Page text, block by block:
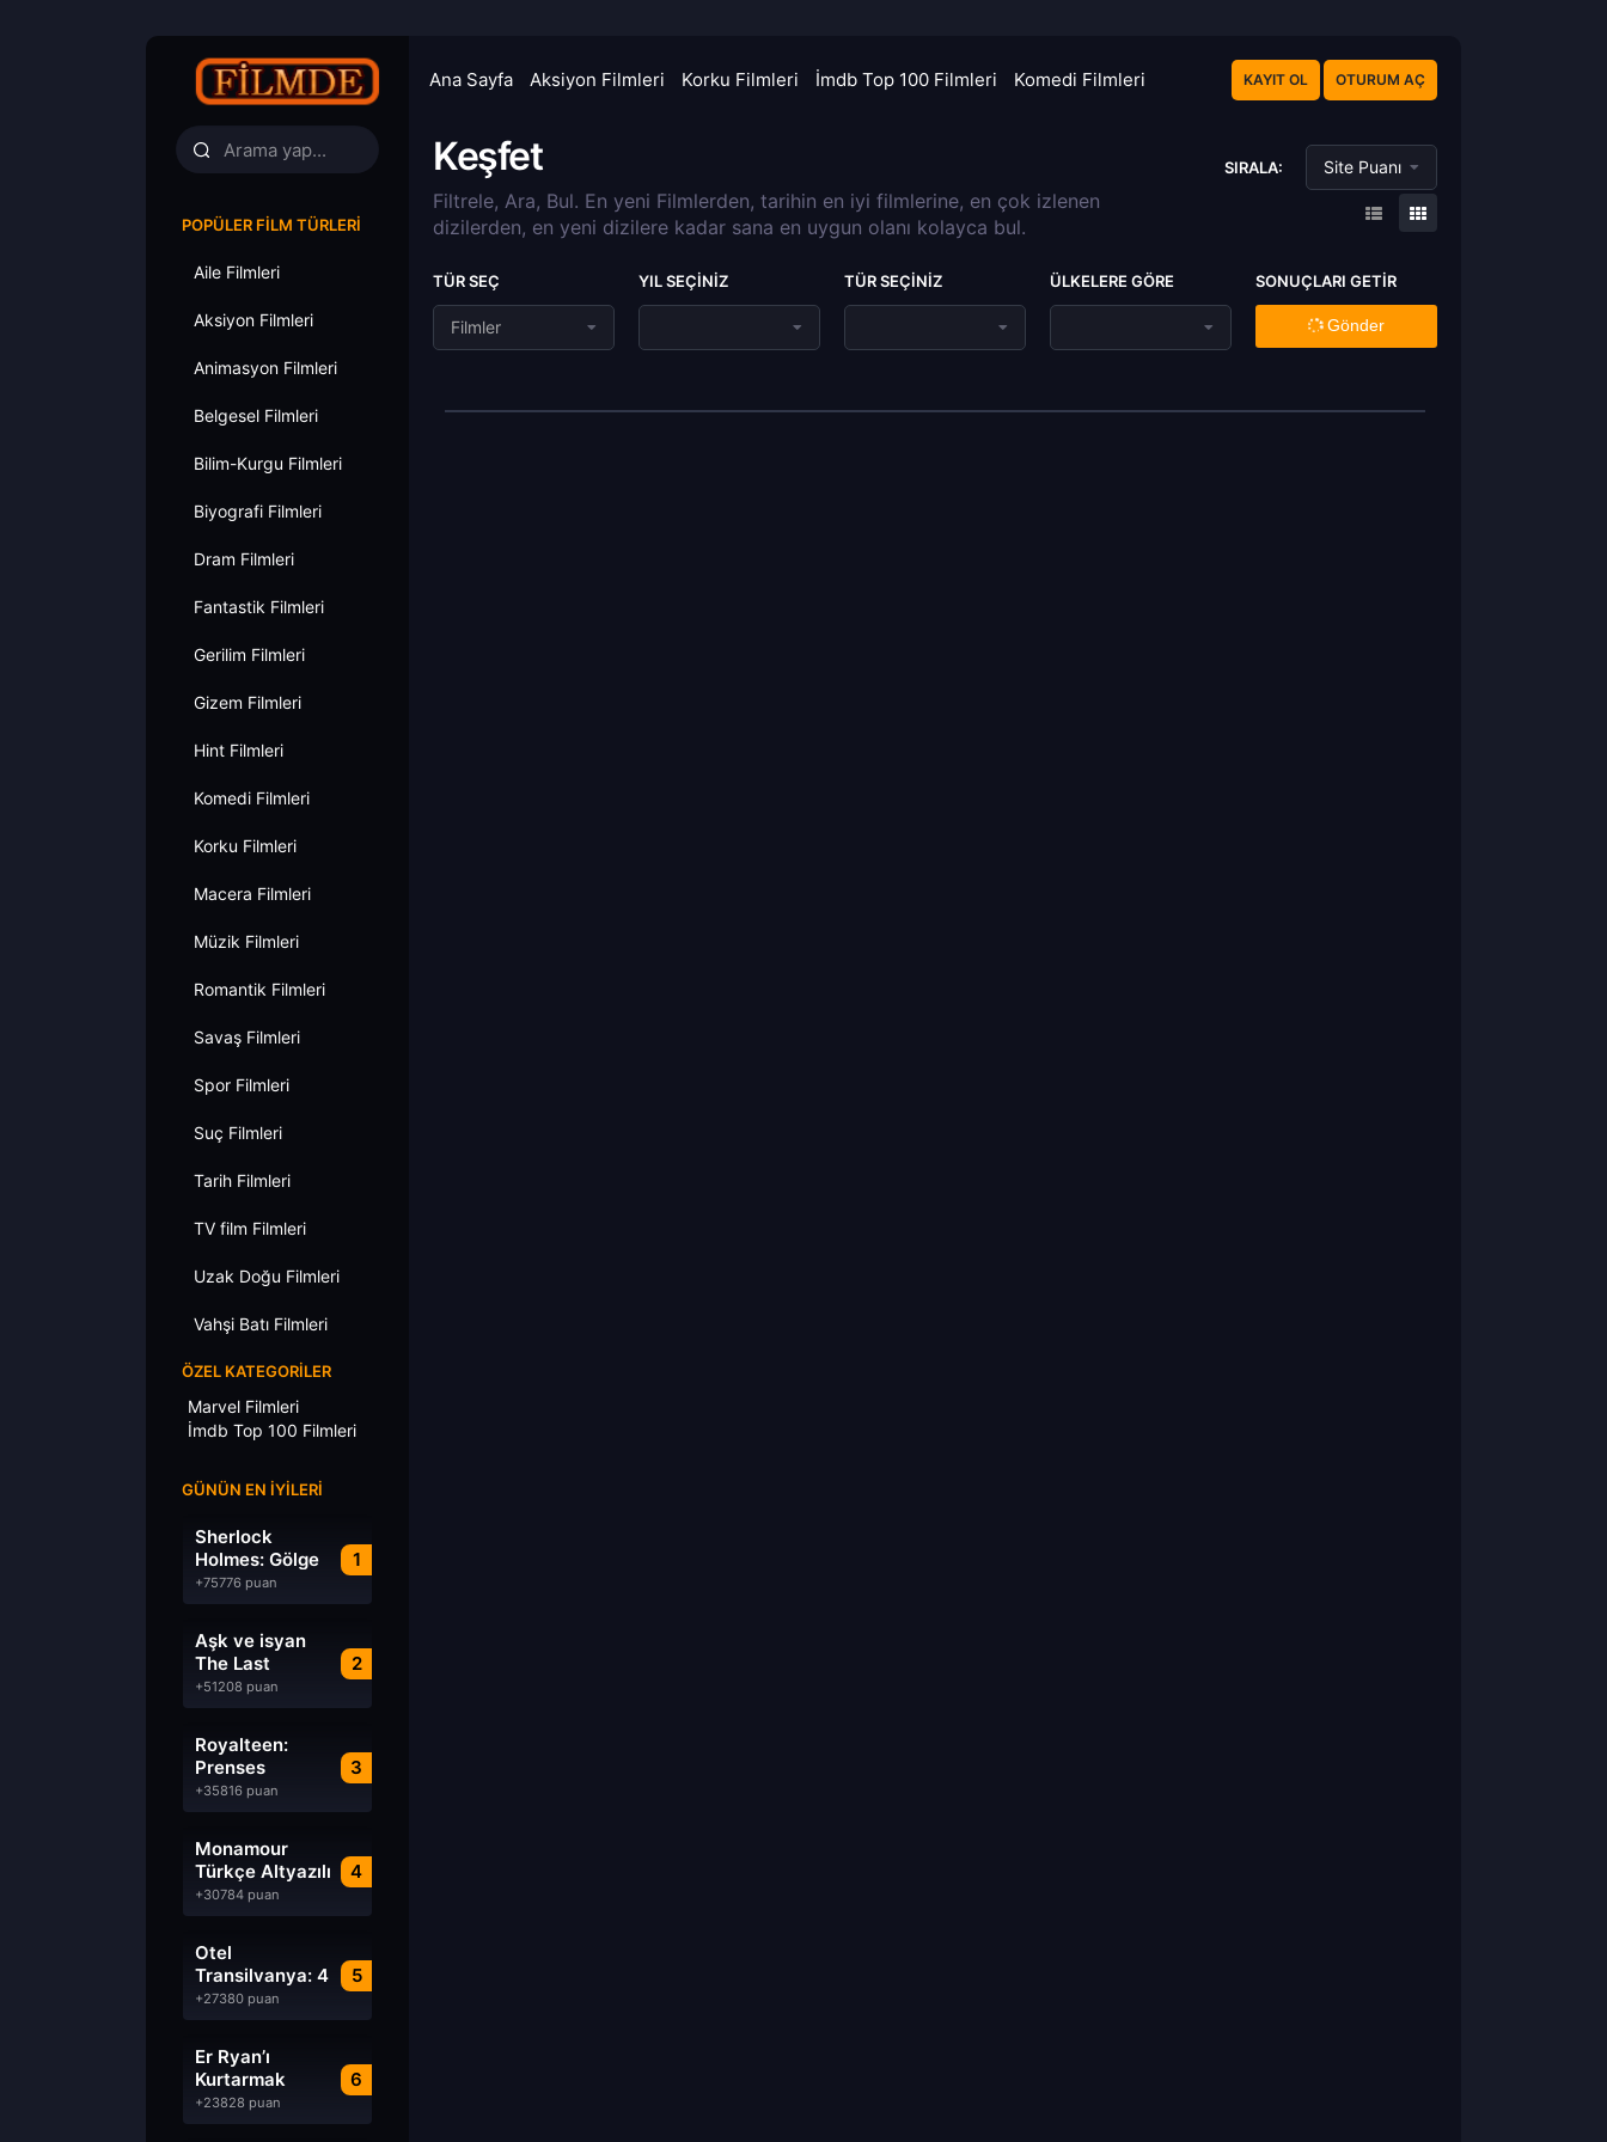
Ana Sayfa Aksiyon Filmleri Korku Filmleri İmdb Top 100 Filmleri Komedi Filmleri KAYIT OL OTURUM AÇ
POPÜLER FILM TÜRLERI
Aile Filmleri
Aksiyon Filmleri
Animasyon Filmleri
Belgesel Filmleri
Bilim-Kurgu Filmleri
Biyografi Filmleri
Dram Filmleri
Fantastik Filmleri
Gerilim Filmleri
Gizem Filmleri
Hint Filmleri
Komedi Filmleri
Korku Filmleri
Macera Filmleri
Müzik Filmleri
Romantik Filmleri
Savaş Filmleri
Spor Filmleri
Suç Filmleri
Tarih Filmleri
TV film Filmleri
Uzak Doğu Filmleri
Vahşi Batı Filmleri
ÖZEL KATEGORILER
Marvel Filmleri
İmdb Top 100 Filmleri
GÜNÜN EN İYILERI
1
Sherlock
Holmes: Gölge
Oyunları
+75776 puan
2
Aşk ve isyan
The Last
Parasido izle
+51208 puan
3
Royalteen:
Prenses
Margrethe izle
+35816 puan
4
Monamour
Türkçe Altyazılı
izle
+30784 puan
5
Otel
Transilvanya: 4
Transformanya
izle
+27380 puan
6
Er Ryan’ı
Kurtarmak
Saving Private
Ryan Türkçe
+23828 puan
Keşfet
Filtrele, Ara, Bul. En yeni Filmlerden, tarihin en iyi filmlerine, en çok izlenen
dizilerden, en yeni dizilere kadar sana en uygun olanı kolayca bul.
SIRALA: Site Puanı
TÜR SEÇ
Filmler
YIL SEÇINIZ TÜR SEÇINIZ ÜLKELERE GÖRE SONUÇLARI GETIR
Gönder